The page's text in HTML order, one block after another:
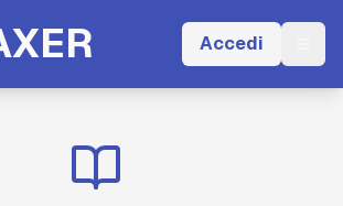
Accedi